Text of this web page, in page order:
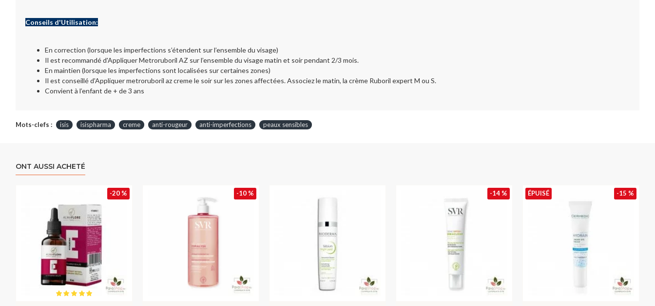
Conseils d'Utilisation:
En correction (lorsque les imperfections s’étendent sur l’ensemble du visage)
Il est recommandé d'Appliquer Metroruboril AZ sur l’ensemble du visage matin et soir pendant 2/3 mois.
En maintien (lorsque les imperfections sont localisées sur certaines zones)
Il est conseillé d'Appliquer metroruboril az creme le soir sur les zones affectées. Associez le matin, la crème Ruboril expert M ou S.
Convient à l’enfant de + de 3 ans
Mots-clefs : isis isispharma creme anti-rougeur anti-imperfections peaux sensibles
ONT AUSSI ACHETÉ
-20 % -10 % -14 % -15 %
ÉPUISÉ